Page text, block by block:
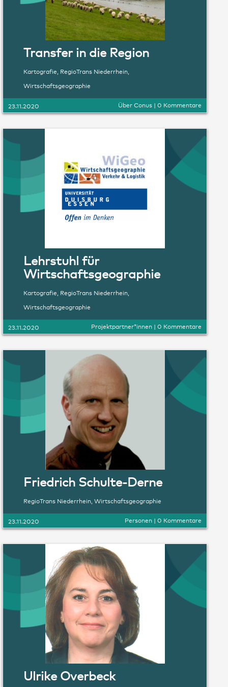
Transfer in die Region
Kartografie RegioTrans Niederrhein
Wirtschaftsgeographie
23.11.2020 Über Conus | 0 Kommentare
Lehrstuhl für
Wirtschaftsgeographie
Kartografie RegioTrans Niederrhein
Wirtschaftsgeographie
23.11.2020 Projektpartner*innen | 0 Kommentare
Friedrich Schulte-Derne
RegioTrans Niederrhein Wirtschaftsgeographie
23.11.2020 Personen | 0 Kommentare
Ulrike Overbeck